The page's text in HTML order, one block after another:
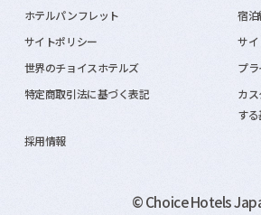
ホテルパンフレット
宿
サイトポリシー
サ
世界のチョイスホテルズ
プ
特定商取引法に基づく表記
カ
す
採用情報
© Choice Hotels